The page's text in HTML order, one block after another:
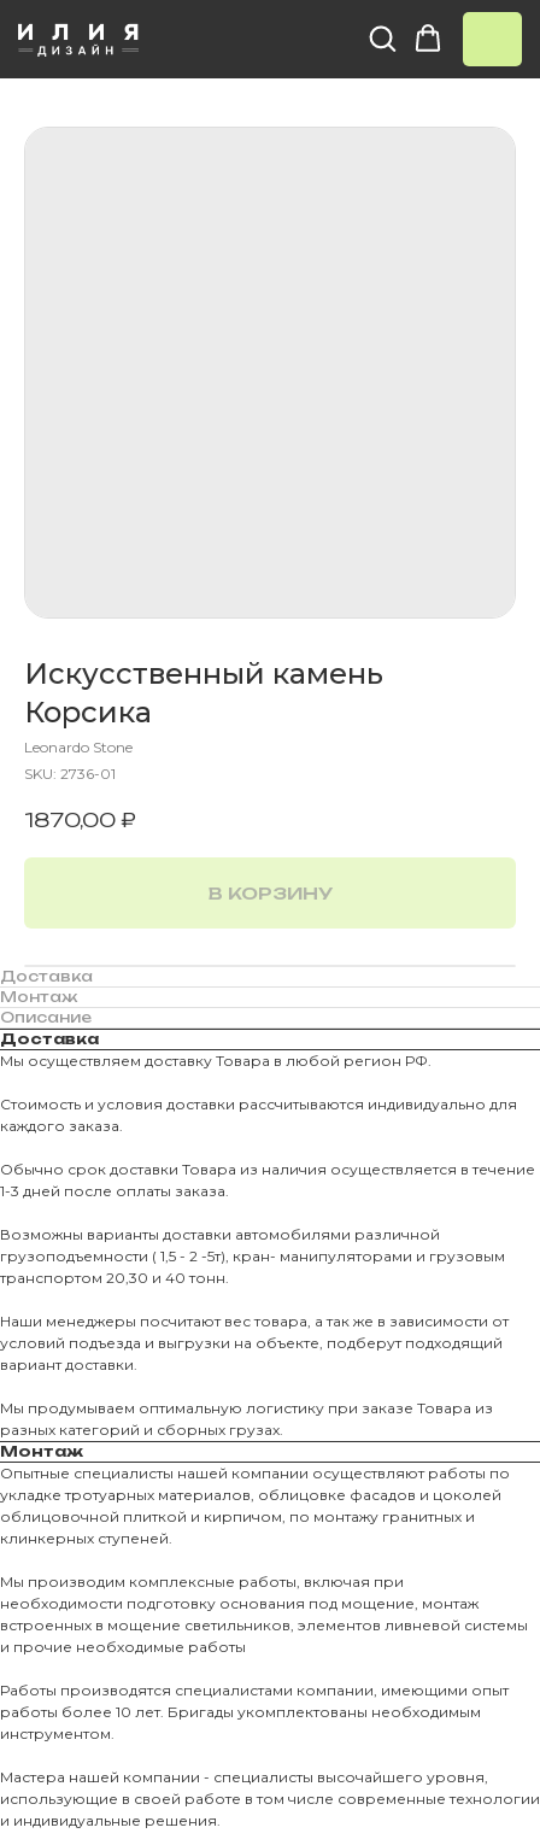
Искусственный камень
Корсика
Leonardo Stone
SKU: 2736-01
1870,00 ₽
В КОРЗИНУ
Доставка
Монтаж
Описание
Доставка
Мы осуществляем доставку Товара в любой регион РФ.
Стоимость и условия доставки рассчитываются индивидуально для
каждого заказа.
Обычно срок доставки Товара из наличия осуществляется в течение
1-3 дней после оплаты заказа.
Возможны варианты доставки автомобилями различной
грузоподъемности ( 1,5 - 2 -5т), кран- манипуляторами и грузовым
транспортом 20,30 и 40 тонн.
Наши менеджеры посчитают вес товара, а так же в зависимости от
условий подъезда и выгрузки на объекте, подберут подходящий
вариант доставки.
Мы продумываем оптимальную логистику при заказе Товара из
разных категорий и сборных грузах.
Монтаж
Опытные специалисты нашей компании осуществляют работы по
укладке тротуарных материалов, облицовке фасадов и цоколей
облицовочной плиткой и кирпичом, по монтажу гранитных и
клинкерных ступеней.
Мы производим комплексные работы, включая при
необходимости подготовку основания под мощение, монтаж
встроенных в мощение светильников, элементов ливневой системы
и прочие необходимые работы
Работы производятся специалистами компании, имеющими опыт
работы более 10 лет. Бригады укомплектованы необходимым
инструментом.
Мастера нашей компании - специалисты высочайшего уровня,
использующие в своей работе в том числе современные технологии
и индивидуальные решения.
О КОМПАНИИ
Фасадные